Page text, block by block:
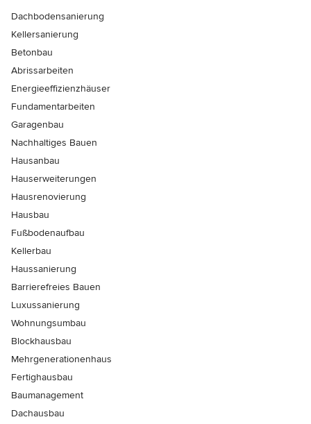
Dachbodensanierung
Kellersanierung
Betonbau
Abrissarbeiten
Energieeffizienzhäuser
Fundamentarbeiten
Garagenbau
Nachhaltiges Bauen
Hausanbau
Hauserweiterungen
Hausrenovierung
Hausbau
Fußbodenaufbau
Kellerbau
Haussanierung
Barrierefreies Bauen
Luxussanierung
Wohnungsumbau
Blockhausbau
Mehrgenerationenhaus
Fertighausbau
Baumanagement
Dachausbau